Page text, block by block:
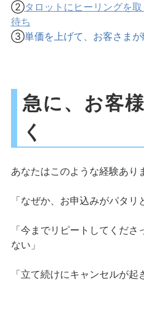
②タロットにヒーリングを
待ち
③単価を上げて、お客さま
急に、お客
く
あなたはこのような経験あり
「なぜか、お申込みがパタリ
「今までリピートしてくだ
ない」
「立て続けにキャンセルが起